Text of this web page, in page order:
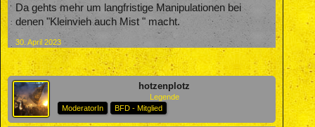
Da gehts mehr um langfristige Manipulationen bei
denen "Kleinvieh auch Mist " macht.
30. April 2023
hotzenplotz
Legende
ModeratorIn
BFD - Mitglied